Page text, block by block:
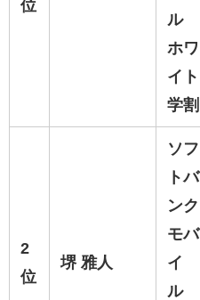
位
ル
ホワ
イト
学割
2
位
堺 雅人
ソフ
トバ
ンク
モバ
イ
ル